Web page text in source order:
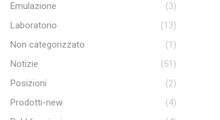
Emulazione
(3)
Laboratorio
(13)
Non categorizzato
(1)
Notizie
(51)
Posizioni
(2)
Prodotti-new
(4)